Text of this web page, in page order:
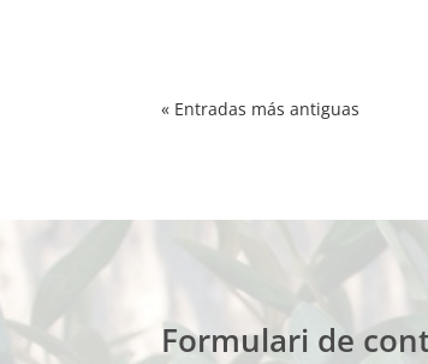
« Entradas más antiguas
Formulari de